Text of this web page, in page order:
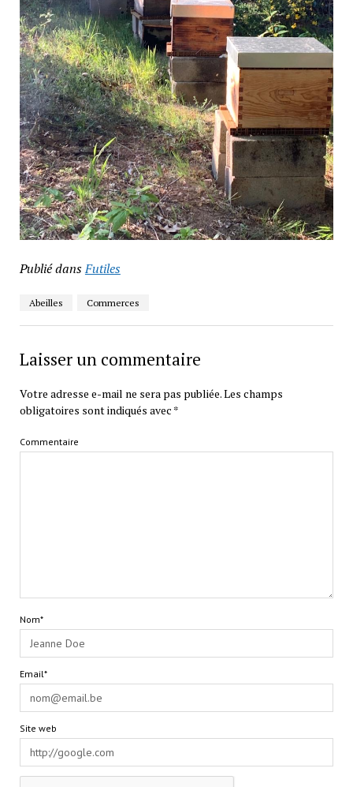
Publié dansFutiles
Abeilles Commerces
Laisser un commentaire
Votre adresse e-mail ne sera pas publiée.Les champs
obligatoires sont indiqués avec *
Commentaire
Nom*
Email*
Site web